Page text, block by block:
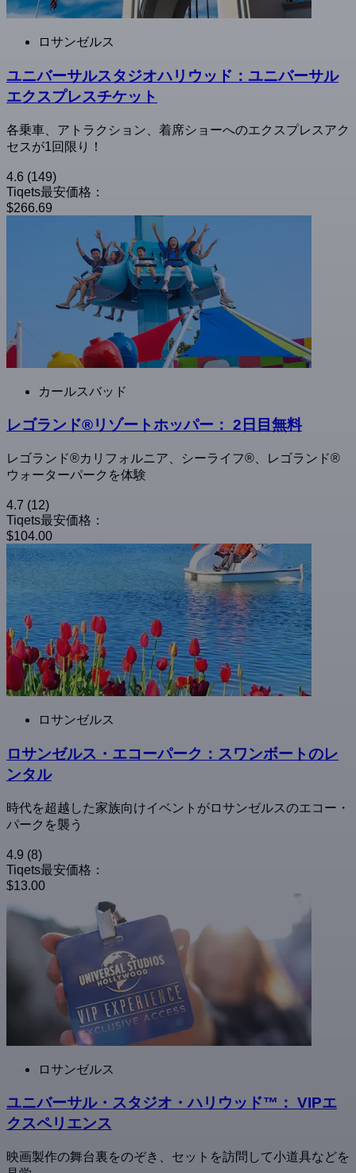
ロサンゼルス
ユニバーサルスタジオハリウッド：ユニバーサル
エクスプレスチケット
各乗車、アトラクション、着席ショーへのエクスプレスアク
セスが1回限り！
4.6 (149)
Tiqets最安価格：
$266.69
カールスバッド
レゴランド®リゾートホッパー： 2日目無料
レゴランド®カリフォルニア、シーライフ®、レゴランド®
ウォーターパークを体験
4.7 (12)
Tiqets最安価格：
$104.00
ロサンゼルス
ロサンゼルス・エコーパーク：スワンボートのレ
ンタル
時代を超越した家族向けイベントがロサンゼルスのエコー・
パークを襲う
4.9 (8)
Tiqets最安価格：
$13.00
ロサンゼルス
ユニバーサル・スタジオ・ハリウッド™： VIPエ
クスペリエンス
映画製作の舞台裏をのぞき、セットを訪問して小道具などを